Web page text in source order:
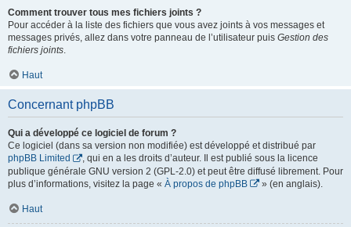
Comment trouver tous mes fichiers joints ?
Pour accéder à la liste des fichiers que vous avez joints à vos messages et
messages privés, allez dans votre panneau de l’utilisateur puis Gestion des
fichiers joints.
Haut
Concernant phpBB
Qui a développé ce logiciel de forum ?
Ce logiciel (dans sa version non modifiée) est développé et distribué par
phpBB Limited
, qui en a les droits d’auteur. Il est publié sous la licence
publique générale GNU version 2 (GPL-2.0) et peut être diffusé librement. Pour
plus d’informations, visitez la page « À propos de phpBB » (en anglais).
Haut